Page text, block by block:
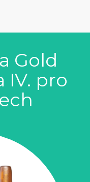
Gold
IV. pro